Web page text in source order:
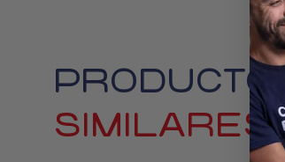
PRODUCTOS
SIMILARES